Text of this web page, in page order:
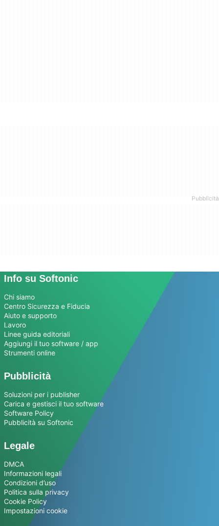
Info su Softonic
Chi siamo
Centro Sicurezza e Fiducia
Aiuto e supporto
Lavoro
Linee guida editoriali
Aggiungi il tuo software / app
Strumenti online
Pubblicità
Soluzioni per i publisher
Carica e gestisci il tuo software
Software Policy
Pubblicità su Softonic
Legale
DMCA
Informazioni legali
Condizioni d’uso
Politica sulla privacy
Cookie Policy
Impostazioni cookie